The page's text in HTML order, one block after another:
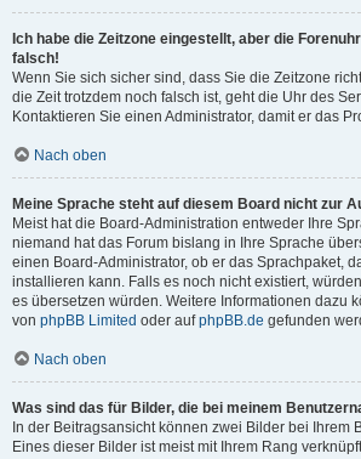
Ich habe die Zeitzone eingestellt, aber die
falsch!
Wenn Sie sich sicher sind, dass Sie die Zeitzone
die Zeit trotzdem noch falsch ist, geht die Uhr des
Kontaktieren Sie einen Administrator, damit er das
Nach oben
Meine Sprache steht auf diesem Board nicht zur
Meist hat die Board-Administration entweder Ihre
niemand hat das Forum bislang in Ihre Sprache
einen Board-Administrator, ob er das Sprachpaket,
installieren kann. Falls es noch nicht existiert,
es übersetzen würden. Weitere Informationen dazu
von phpBB Limited oder aufphpBB.de gefunden
Nach oben
Was sind das für Bilder, die bei meinem
In der Beitragsansicht können zwei Bilder bei Ihrem
Eines dieser Bilder ist meist mit Ihrem Rang